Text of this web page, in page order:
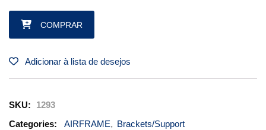
SUPORTE BRACKET PN 1250969-5 quantidade
COMPRAR
Adicionar à lista de desejos
SKU:
1293
Categories:
AIRFRAME, Brackets/Support